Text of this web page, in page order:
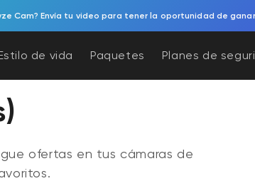
Cam? Envía tu video para tener la oportunidad de ganar
de vida Paquetes Planes de
ofertas en tus cámaras de